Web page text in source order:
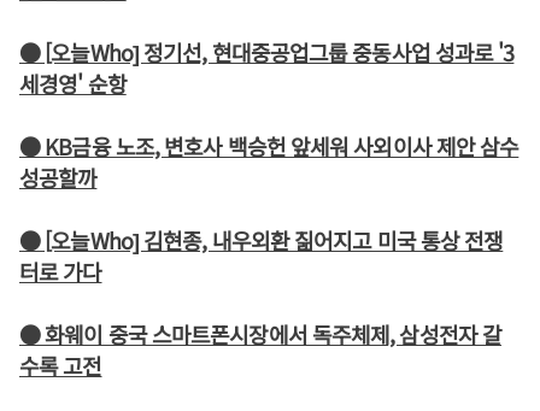
● [오늘Who] 정기선, 현대중공업그룹 중동사업 성과로 '3
세경영' 순항
● KB금융 노조, 변호사 백승헌 앞세워 사외이사 제안 삼수
성공할까
● [오늘Who] 김현종, 내우외환 짊어지고 미국 통상 전쟁
터로 가다
● 화웨이 중국 스마트폰시장에서 독주체제, 삼성전자 갈
수록 고전